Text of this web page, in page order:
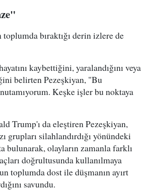
toplumda bıraktığı derin izlere de
kaybettiğini, yaralandığını veya
belirten Pezeşkiyan, "Bu
Keşke işler bu noktaya
Trump'ı da eleştiren Pezeşkiyan,
grupları silahlandırdığı yönündeki
bulunarak, olayların zamanla farklı
doğrultusunda kullanılmaya
toplumda dost ile düşmanın ayırt
savundu.